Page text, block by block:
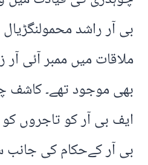
بی آر راشد
ملاقات میں ممبر آئی آر
بھی موجود تھے۔ کاشف
ایف بی آر کو تاجروں
بی آر کےحکام کی